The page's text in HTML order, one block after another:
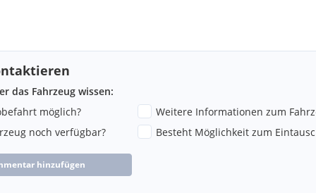
(Wade Sensing)
das Fahrzeug wissen:
möglich?
Weitere Informationen zum
noch verfügbar?
Besteht Möglichkeit zum
hinzufügen